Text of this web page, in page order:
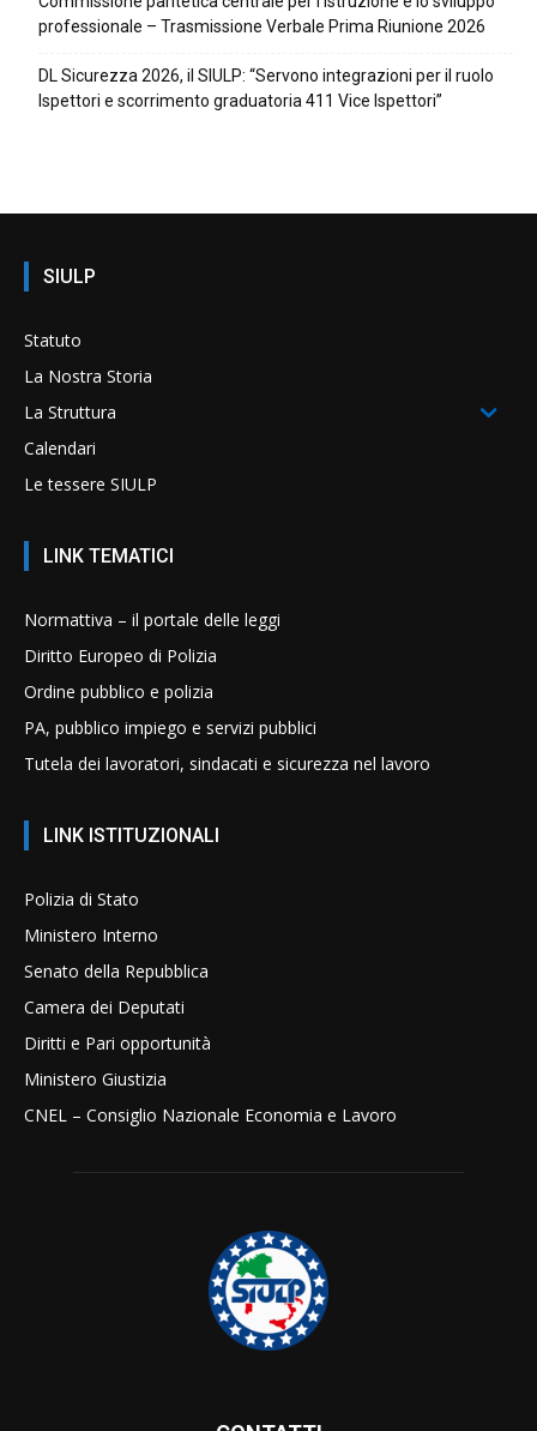
professionale – Trasmissione Verbale Prima Riunione 2026
DL Sicurezza 2026, il SIULP: “Servono integrazioni per il ruolo
Ispettori e scorrimento graduatoria 411 Vice Ispettori”
SIULP
Statuto
La Nostra Storia
La Struttura
Calendari
Le tessere SIULP
LINK TEMATICI
Normattiva – il portale delle leggi
Diritto Europeo di Polizia
Ordine pubblico e polizia
PA, pubblico impiego e servizi pubblici
Tutela dei lavoratori, sindacati e sicurezza nel lavoro
LINK ISTITUZIONALI
Polizia di Stato
Ministero Interno
Senato della Repubblica
Camera dei Deputati
Diritti e Pari opportunità
Ministero Giustizia
CNEL – Consiglio Nazionale Economia e Lavoro